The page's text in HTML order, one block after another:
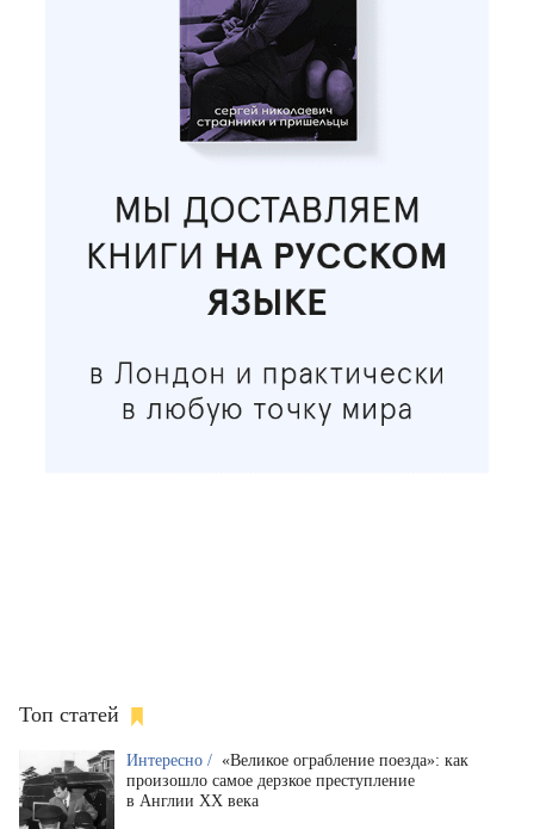
Топ статей
Интересно / «Великое ограбление поезда»: как
произошло самое дерзкое преступление
в Англии XX века